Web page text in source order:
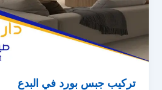
تركيب جبس بورد في البدع